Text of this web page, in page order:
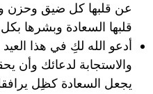
عن قلبها كل ضيق
قلبها السعادة وبشرها
أدعو الله لكِ في هذا
والاستجابة لدعائك وأن
يجعل السعادة كظِل